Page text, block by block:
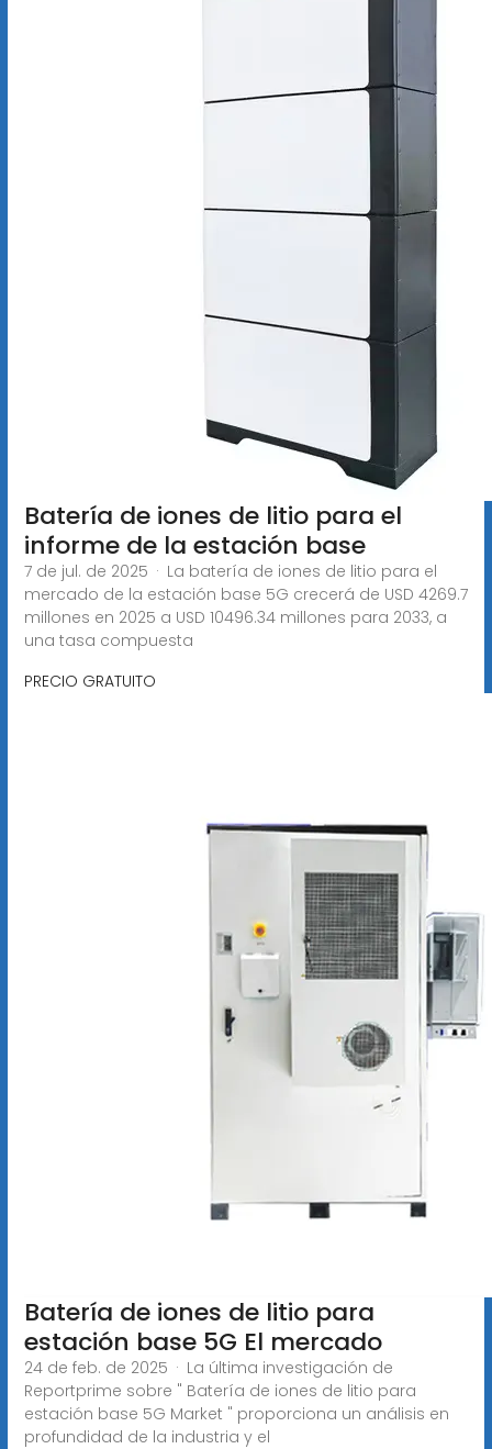
Batería de iones de litio para el
informe de la estación base
7 de jul. de 2025 · La batería de iones de litio para el
mercado de la estación base 5G crecerá de USD 4269.7
millones en 2025 a USD 10496.34 millones para 2033, a
una tasa compuesta
PRECIO GRATUITO
Batería de iones de litio para
estación base 5G El mercado
24 de feb. de 2025 · La última investigación de
Reportprime sobre " Batería de iones de litio para
estación base 5G Market " proporciona un análisis en
profundidad de la industria y el